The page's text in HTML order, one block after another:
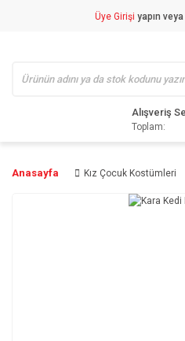
Üye Girişi yapın veya
Alışveriş
Toplam:
Anasayfa Kız Çocuk Kostümleri